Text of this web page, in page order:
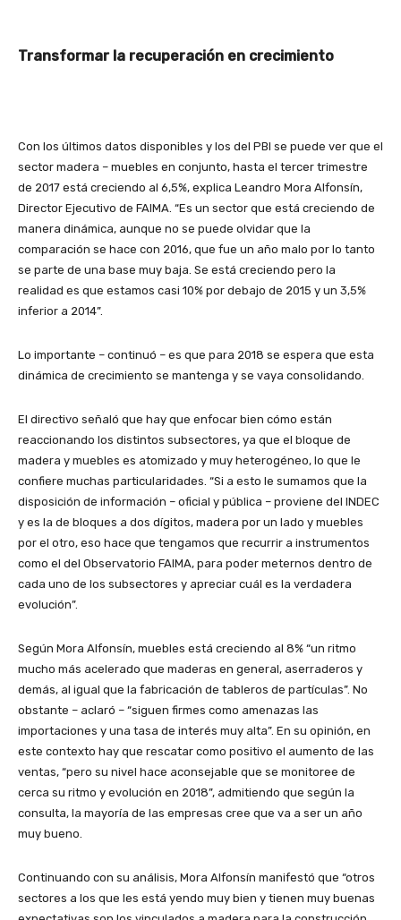
Transformar la recuperación en crecimiento
Con los últimos datos disponibles y los del PBI se puede ver que el
sector madera – muebles en conjunto, hasta el tercer trimestre
de 2017 está creciendo al 6,5%, explica Leandro Mora Alfonsín,
Director Ejecutivo de FAIMA. “Es un sector que está creciendo de
manera dinámica, aunque no se puede olvidar que la
comparación se hace con 2016, que fue un año malo por lo tanto
se parte de una base muy baja. Se está creciendo pero la
realidad es que estamos casi 10% por debajo de 2015 y un 3,5%
inferior a 2014”.
Lo importante – continuó – es que para 2018 se espera que esta
dinámica de crecimiento se mantenga y se vaya consolidando.
El directivo señaló que hay que enfocar bien cómo están
reaccionando los distintos subsectores, ya que el bloque de
madera y muebles es atomizado y muy heterogéneo, lo que le
confiere muchas particularidades. “Si a esto le sumamos que la
disposición de información – oficial y pública – proviene del INDEC
y es la de bloques a dos dígitos, madera por un lado y muebles
por el otro, eso hace que tengamos que recurrir a instrumentos
como el del Observatorio FAIMA, para poder meternos dentro de
cada uno de los subsectores y apreciar cuál es la verdadera
evolución”.
Según Mora Alfonsín, muebles está creciendo al 8% “un ritmo
mucho más acelerado que maderas en general, aserraderos y
demás, al igual que la fabricación de tableros de partículas”. No
obstante – aclaró – “siguen firmes como amenazas las
importaciones y una tasa de interés muy alta”. En su opinión, en
este contexto hay que rescatar como positivo el aumento de las
ventas, “pero su nivel hace aconsejable que se monitoree de
cerca su ritmo y evolución en 2018”, admitiendo que según la
consulta, la mayoría de las empresas cree que va a ser un año
muy bueno.
Continuando con su análisis, Mora Alfonsín manifestó que “otros
sectores a los que les está yendo muy bien y tienen muy buenas